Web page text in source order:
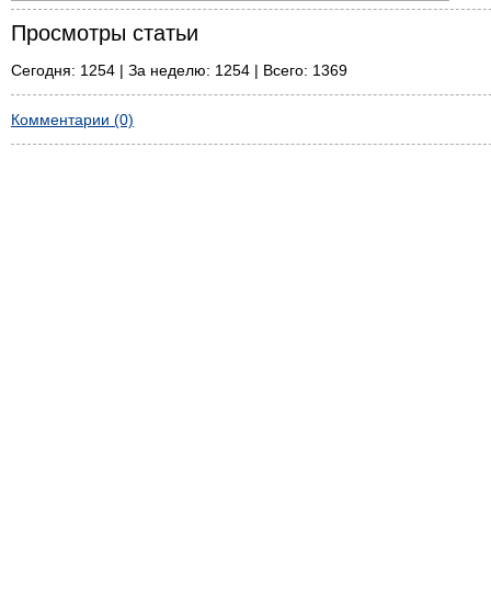
Просмотры статьи
Сегодня: 1254 | За неделю: 1254 | Всего: 1369
Комментарии (0)